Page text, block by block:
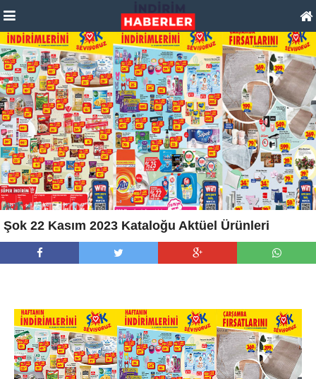
Şok 22 Kasım 2023 Kataloğu Aktüel Ürünleri